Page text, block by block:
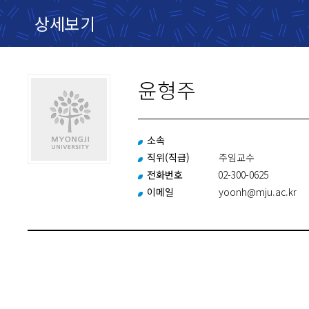
상세보기
윤형주
소속
직위(직급)
주임교수
전화번호
02-300-0625
이메일
yoonh@mju.ac.kr